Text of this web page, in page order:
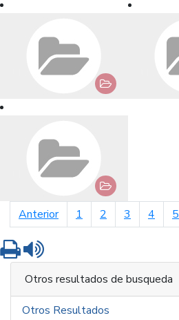
Anteriorpágina anterior
1 2 3 4 5
Imprimir
Otros resultados de busqueda
Otros Resultados